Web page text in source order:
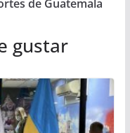
de Guatemala
gustar